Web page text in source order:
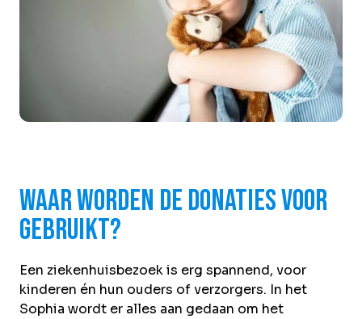
Waar worden de donaties voor
gebruikt?
Een ziekenhuisbezoek is erg spannend, voor
kinderen én hun ouders of verzorgers. In het
Sophia wordt er alles aan gedaan om het